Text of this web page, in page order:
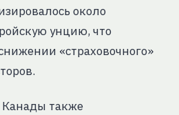
около
унцию, что
«страховочного»
также